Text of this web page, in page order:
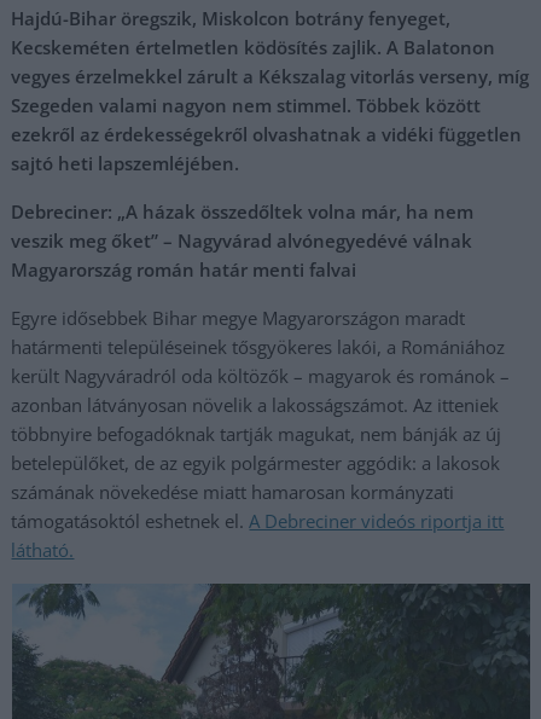
Hajdú-Bihar öregszik, Miskolcon botrány fenyeget,
Kecskeméten értelmetlen ködösítés zajlik. A Balatonon
vegyes érzelmekkel zárult a Kékszalag vitorlás verseny, míg
Szegeden valami nagyon nem stimmel. Többek között
ezekről az érdekességekről olvashatnak a vidéki független
sajtó heti lapszemléjében.
Debreciner: „A házak összedőltek volna már, ha nem
veszik meg őket” – Nagyvárad alvónegyedévé válnak
Magyarország román határ menti falvai
Egyre idősebbek Bihar megye Magyarországon maradt
határmenti településeinek tősgyökeres lakói, a Romániához
került Nagyváradról oda költözők – magyarok és románok –
azonban látványosan növelik a lakosságszámot. Az itteniek
többnyire befogadóknak tartják magukat, nem bánják az új
betelepülőket, de az egyik polgármester aggódik: a lakosok
számának növekedése miatt hamarosan kormányzati
támogatásoktól eshetnek el.A Debreciner videós riportja itt
látható.